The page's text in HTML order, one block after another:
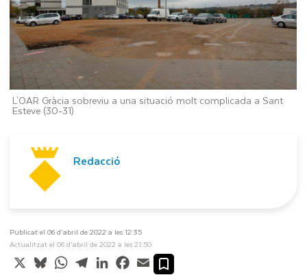
L'OAR Gràcia sobreviu a una situació molt complicada a Sant
Esteve (30-31)
Redacció
Publicat el 06 d’abril de 2022 a les 12:35
Actualitzat el 06 d’abril de 2022 a les 21:50
X BlueskyWhatsApp
TelegramLinkedInFacebook
Email